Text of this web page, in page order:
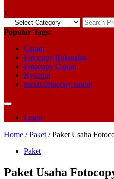
x
Search
for:
Popular Tags:
Canon
Fotocopy Rekondisi
Fotocopy Canon
Kyocera
mesin fotocopy canon
Login
Home /Paket / Paket Usaha
Paket
Paket Usaha